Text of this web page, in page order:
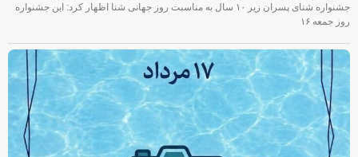
جشنواره شنای پسران زیر ۱۰ سال به مناسبت روز جهانی شنا اظهار کرد: این جشنواره
روز جمعه‌ ۱۶